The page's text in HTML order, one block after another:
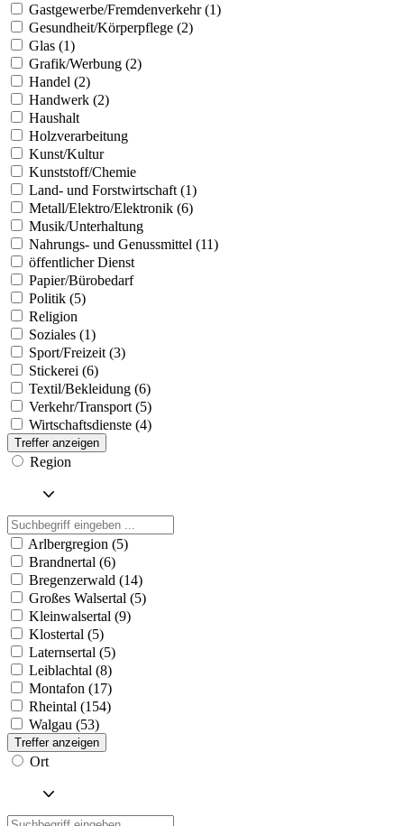
Gastgewerbe/Fremdenverkehr (1)
Gesundheit/Körperpflege (2)
Glas (1)
Grafik/Werbung (2)
Handel (2)
Handwerk (2)
Haushalt
Holzverarbeitung
Kunst/Kultur
Kunststoff/Chemie
Land- und Forstwirtschaft (1)
Metall/Elektro/Elektronik (6)
Musik/Unterhaltung
Nahrungs- und Genussmittel (11)
öffentlicher Dienst
Papier/Bürobedarf
Politik (5)
Religion
Soziales (1)
Sport/Freizeit (3)
Stickerei (6)
Textil/Bekleidung (6)
Verkehr/Transport (5)
Wirtschaftsdienste (4)
Treffer anzeigen
Region
Arlbergregion (5)
Brandnertal (6)
Bregenzerwald (14)
Großes Walsertal (5)
Kleinwalsertal (9)
Klostertal (5)
Laternsertal (5)
Leiblachtal (8)
Montafon (17)
Rheintal (154)
Walgau (53)
Treffer anzeigen
Ort